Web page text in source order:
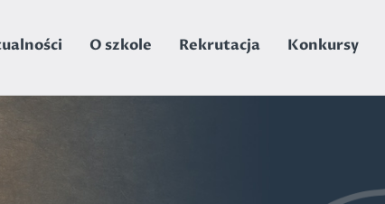
O szkole Rekrutacja Konkursy